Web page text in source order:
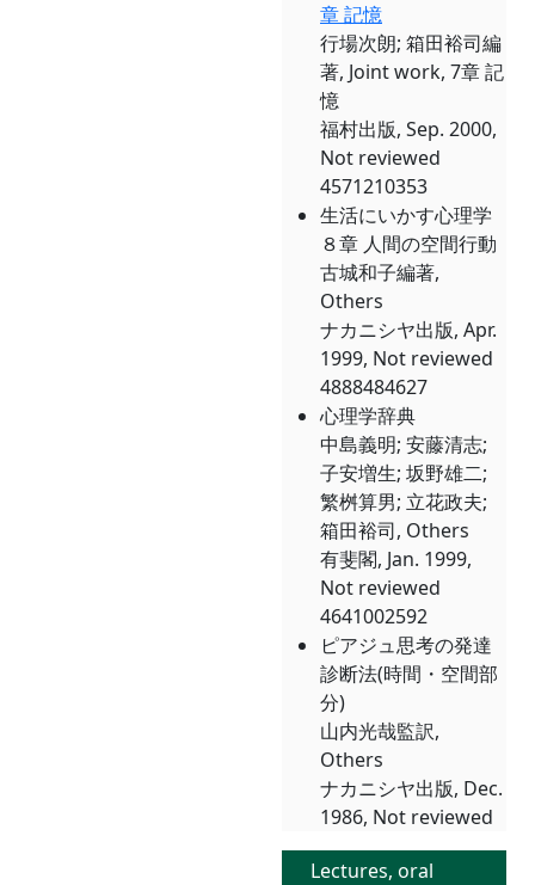
章 記憶
行場次朗; 箱田裕司編
著, Joint work, 7章 記
憶
福村出版, Sep. 2000,
Not reviewed
4571210353
生活にいかす心理学
８章 人間の空間行動
古城和子編著,
Others
ナカニシヤ出版, Apr.
1999, Not reviewed
4888484627
心理学辞典
中島義明; 安藤清志;
子安増生; 坂野雄二;
繁桝算男; 立花政夫;
箱田裕司, Others
有斐閣, Jan. 1999,
Not reviewed
4641002592
ピアジュ思考の発達
診断法(時間・空間部
分)
山内光哉監訳,
Others
ナカニシヤ出版, Dec.
1986, Not reviewed
Lectures, oral